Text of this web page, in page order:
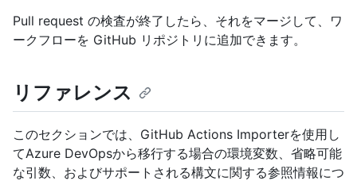
Pull request の検査が終了したら、それをマージして、ワ
ークフローを GitHub リポジトリに追加できます。
リファレンス
このセクションでは、GitHub Actions Importerを使用し
てAzure DevOpsから移行する場合の環境変数、省略可能
な引数、およびサポートされる構文に関する参照情報につ